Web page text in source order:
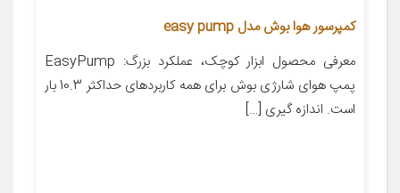
کمپرسور هوا بوش مدل easy pump
معرفی محصول ابزار کوچک، عملکرد بزرگ: EasyPump
پمپ هوای شارژی بوش برای همه کاربردهای حداکثر 10.3 بار
است. اندازه گیری […]